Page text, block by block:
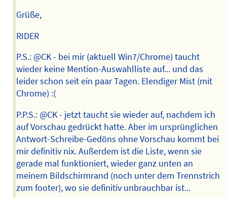
Grüße,
RIDER
P.S.: @CK - bei mir (aktuell Win7/Chrome) taucht
wieder keine Mention-Auswahlliste auf... und das
leider schon seit ein paar Tagen. Elendiger Mist (mit
Chrome) :(
P.P.S.: @CK - jetzt taucht sie wieder auf, nachdem ich
auf Vorschau gedrückt hatte. Aber im ursprünglichen
Antwort-Schreibe-Gedöns ohne Vorschau kommt bei
mir definitiv nix. Außerdem ist die Liste, wenn sie
gerade mal funktioniert, wieder ganz unten an
meinem Bildschirmrand (noch unter dem Trennstrich
zum footer), wo sie definitiv unbrauchbar ist...